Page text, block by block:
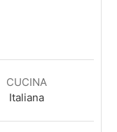
CUCINA
Italiana